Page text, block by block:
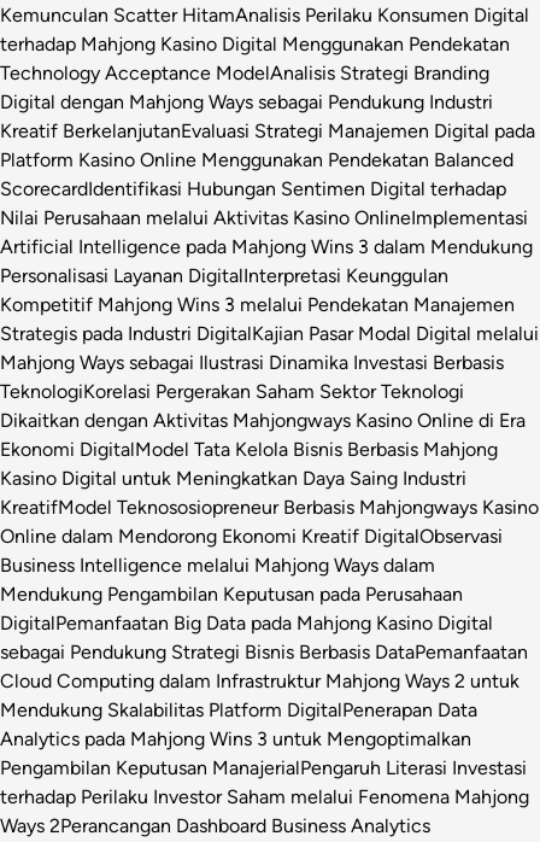
Kemunculan Scatter HitamAnalisis Perilaku Konsumen Digital
terhadap Mahjong Kasino Digital Menggunakan Pendekatan
Technology Acceptance ModelAnalisis Strategi Branding
Digital dengan Mahjong Ways sebagai Pendukung Industri
Kreatif BerkelanjutanEvaluasi Strategi Manajemen Digital pada
Platform Kasino Online Menggunakan Pendekatan Balanced
ScorecardIdentifikasi Hubungan Sentimen Digital terhadap
Nilai Perusahaan melalui Aktivitas Kasino OnlineImplementasi
Artificial Intelligence pada Mahjong Wins 3 dalam Mendukung
Personalisasi Layanan DigitalInterpretasi Keunggulan
Kompetitif Mahjong Wins 3 melalui Pendekatan Manajemen
Strategis pada Industri DigitalKajian Pasar Modal Digital melalui
Mahjong Ways sebagai Ilustrasi Dinamika Investasi Berbasis
TeknologiKorelasi Pergerakan Saham Sektor Teknologi
Dikaitkan dengan Aktivitas Mahjongways Kasino Online di Era
Ekonomi DigitalModel Tata Kelola Bisnis Berbasis Mahjong
Kasino Digital untuk Meningkatkan Daya Saing Industri
KreatifModel Teknososiopreneur Berbasis Mahjongways Kasino
Online dalam Mendorong Ekonomi Kreatif DigitalObservasi
Business Intelligence melalui Mahjong Ways dalam
Mendukung Pengambilan Keputusan pada Perusahaan
DigitalPemanfaatan Big Data pada Mahjong Kasino Digital
sebagai Pendukung Strategi Bisnis Berbasis DataPemanfaatan
Cloud Computing dalam Infrastruktur Mahjong Ways 2 untuk
Mendukung Skalabilitas Platform DigitalPenerapan Data
Analytics pada Mahjong Wins 3 untuk Mengoptimalkan
Pengambilan Keputusan ManajerialPengaruh Literasi Investasi
terhadap Perilaku Investor Saham melalui Fenomena Mahjong
Ways 2Perancangan Dashboard Business Analytics